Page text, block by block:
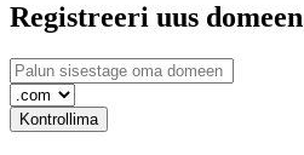
Registreeri uus domeen
Kontrollima